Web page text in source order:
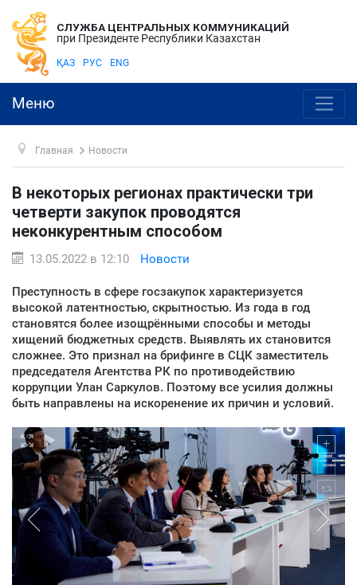
СЛУЖБА ЦЕНТРАЛЬНЫХ КОММУНИКАЦИЙ
при Президенте Республики Казахстан
ҚАЗ РУС ENG
Меню
Главная Новости
В некоторых регионах практически три
четверти закупок проводятся
неконкурентным способом
13.05.2022 в 12:10 Новости
Преступность в сфере госзакупок характеризуется
высокой латентностью, скрытностью. Из года в год
становятся более изощрёнными способы и методы
хищений бюджетных средств. Выявлять их становится
сложнее. Это признал на брифинге в СЦК заместитель
председателя Агентства РК по противодействию
коррупции Улан Саркулов. Поэтому все усилия должны
быть направлены на искоренение их причин и условий.